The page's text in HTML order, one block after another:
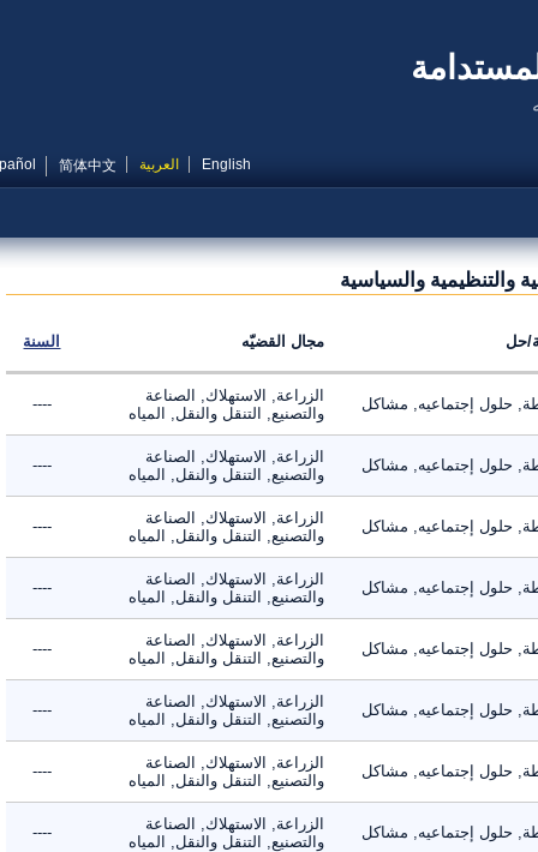
English العربية 简体中文
Español
والسياسية
مجال القضيّه السنة
حلول إجتماعيه, مشاكل
الزراعة, الاستهلاك, الصناعة
والتصنيع, التنقل والنقل, المياه
----
حلول إجتماعيه, مشاكل
الزراعة, الاستهلاك, الصناعة
والتصنيع, التنقل والنقل, المياه
----
حلول إجتماعيه, مشاكل
الزراعة, الاستهلاك, الصناعة
والتصنيع, التنقل والنقل, المياه
----
حلول إجتماعيه, مشاكل
الزراعة, الاستهلاك, الصناعة
والتصنيع, التنقل والنقل, المياه
----
حلول إجتماعيه, مشاكل
الزراعة, الاستهلاك, الصناعة
والتصنيع, التنقل والنقل, المياه
----
حلول إجتماعيه, مشاكل
الزراعة, الاستهلاك, الصناعة
والتصنيع, التنقل والنقل, المياه
----
حلول إجتماعيه, مشاكل
الزراعة, الاستهلاك, الصناعة
والتصنيع, التنقل والنقل, المياه
----
حلول إجتماعيه, مشاكل
الزراعة, الاستهلاك, الصناعة
والتصنيع, التنقل والنقل, المياه
----